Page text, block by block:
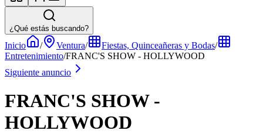
¿Qué estás buscando?
Inicio / Ventura/ Fiestas, Quinceañeras y Bodas/
Entretenimiento/FRANC'S SHOW - HOLLYWOOD
Siguiente anuncio
FRANC'S SHOW -
HOLLYWOOD